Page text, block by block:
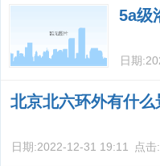
5a级
日期:
北京北六环外有什么
日期:2022-12-31 19:11 点击: